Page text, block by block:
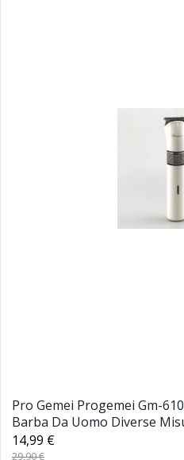
Pro Gemei Progemei Gm-
Barba Da Uomo Diverse
14,99 €
29,90 €